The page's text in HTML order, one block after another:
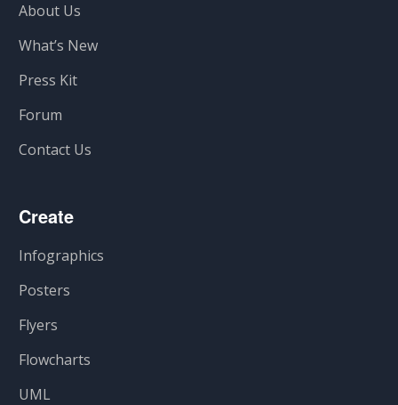
About Us
What’s New
Press Kit
Forum
Contact Us
Create
Infographics
Posters
Flyers
Flowcharts
UML